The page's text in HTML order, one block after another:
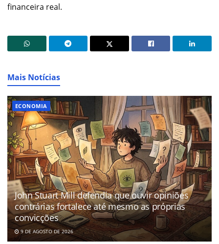
financeira real.
Mais Notícias
ECONOMIA
John Stuart Mill defendia que ouvir opiniões
contrárias fortalece até mesmo as próprias
convicções
9 DE AGOSTO DE 2026